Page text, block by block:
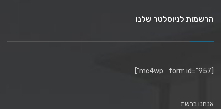
הרשמות לניוסלטר שלנו
[mc4wp_form id="957"]
אנחנו ברשת